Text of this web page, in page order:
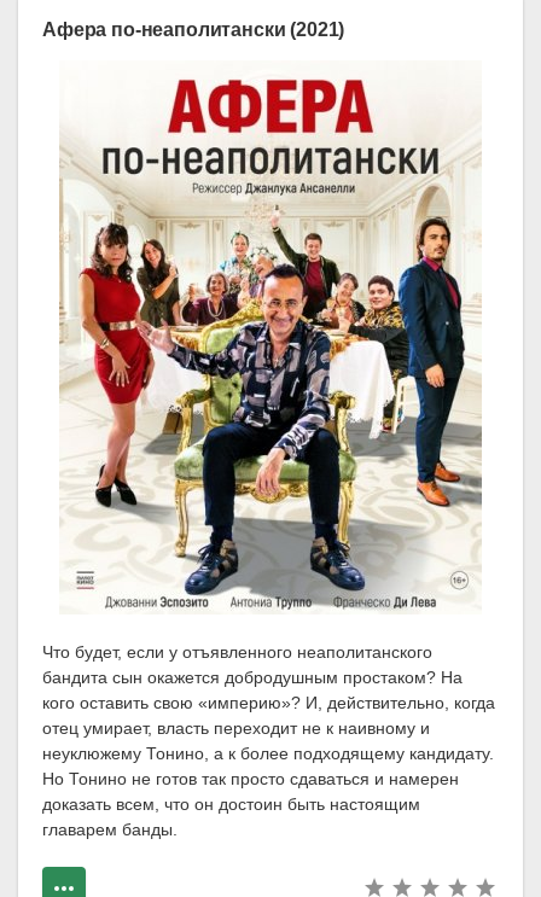
Афера по-неаполитански (2021)
Что будет, если у отъявленного неаполитанского
бандита сын окажется добродушным простаком? На
кого оставить свою «империю»? И, действительно, когда
отец умирает, власть переходит не к наивному и
неуклюжему Тонино, а к более подходящему кандидату.
Но Тонино не готов так просто сдаваться и намерен
доказать всем, что он достоин быть настоящим
главарем банды.